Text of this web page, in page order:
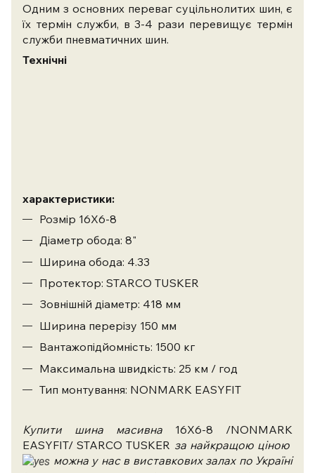
Одним з основних переваг суцільнолитих шин, є
їх термін служби, в 3-4 рази перевищує термін
служби пневматичних шин.
Технічні
характеристики:
Розмір 16X6-8
Діаметр обода: 8"
Ширина обода: 4.33
Протектор: STARCO TUSKER
Зовнішній діаметр: 418 мм
Ширина перерізу 150 мм
Вантажопідйомність: 1500 кг
Максимальна швидкість: 25 км / год
Тип монтування: NONMARK EASYFIT
Купити шина масивна 16X6-8 /NONMARK
EASYFIT/ STARCO TUSKER за найкращою ціною
можна у нас в виставкових залах по Україні